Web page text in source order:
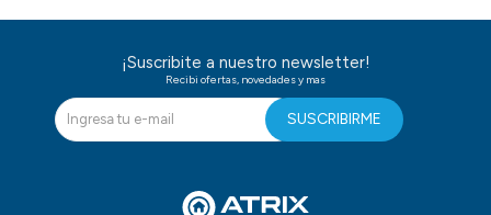
¡Suscribite a nuestro newsletter!
Recibi ofertas, novedades y mas
SUSCRIBIRME